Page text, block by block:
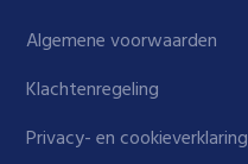
Algemene voorwaarden
Klachtenregeling
Privacy- en cookieverklaring